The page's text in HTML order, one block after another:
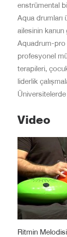
enstrümental
Aqua drumları
ailesinin kanun
Aquadrum-pro
profesyonel
terapileri,
liderlik
Video
Ritmin